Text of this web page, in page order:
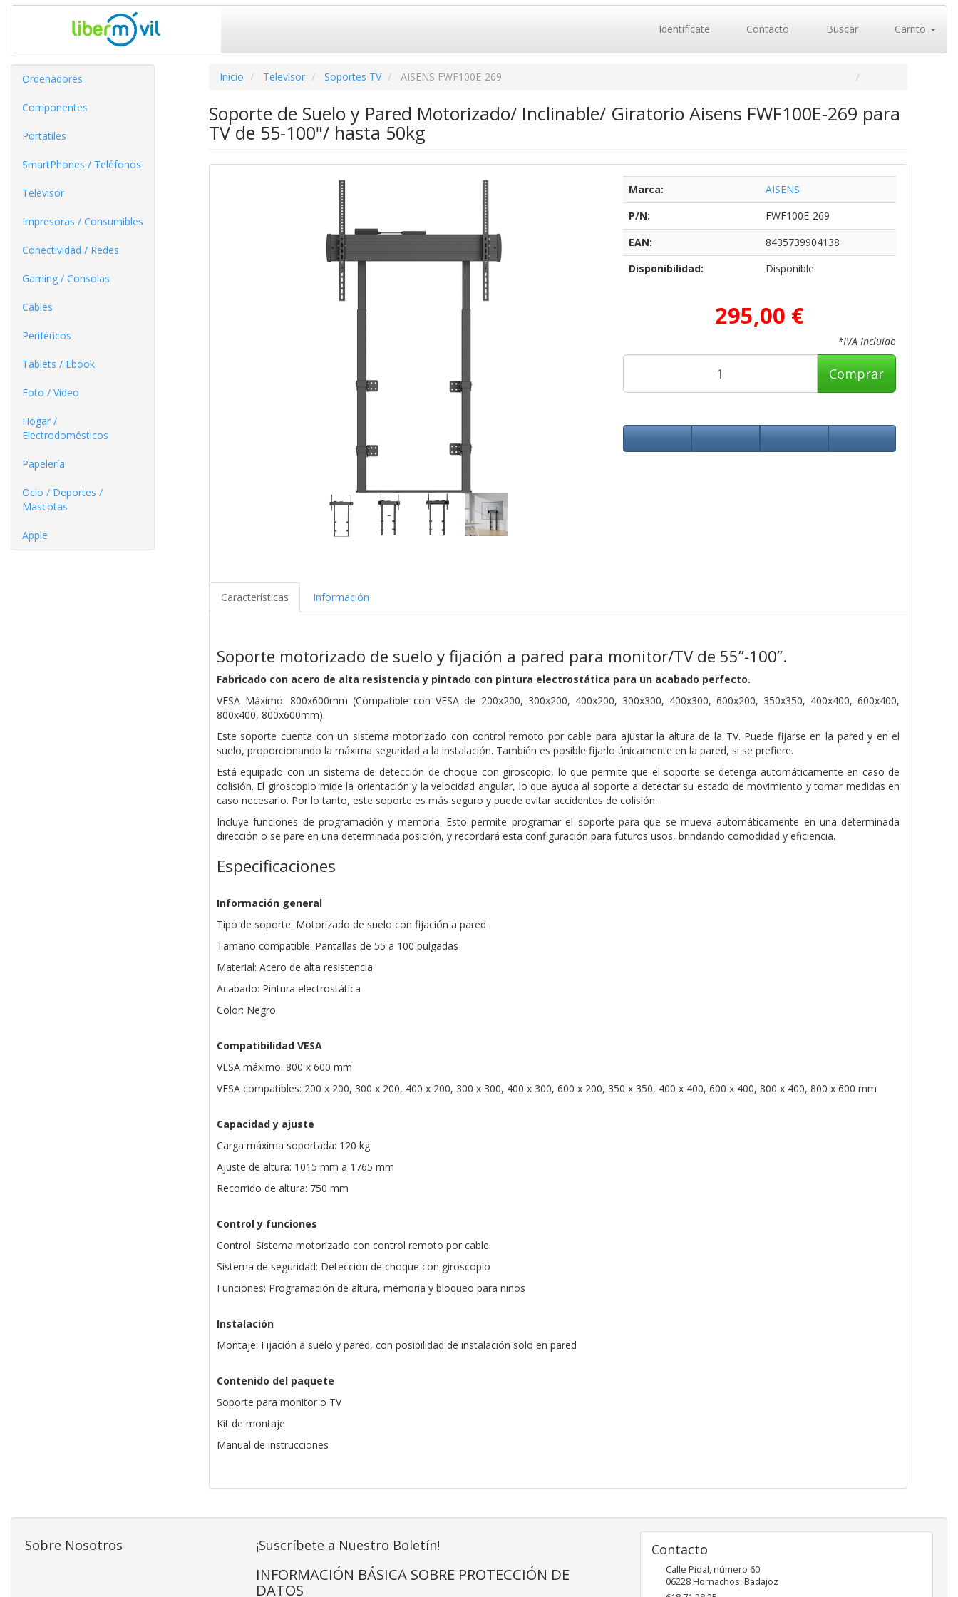
Identifícate Contacto Buscar Carrito
Ordenadores
Componentes
Portátiles
SmartPhones / Teléfonos
Televisor
Impresoras / Consumibles
Conectividad / Redes
Gaming / Consolas
Cables
Periféricos
Tablets / Ebook
Foto / Video
Hogar /
Electrodomésticos
Papelería
Ocio / Deportes /
Mascotas
Apple
Inicio Televisor Soportes TV AISENS FWF100E-269
Soporte de Suelo y Pared Motorizado/ Inclinable/ Giratorio Aisens FWF100E-269 para
TV de 55-100"/ hasta 50kg
Marca:
AISENS
P/N:
FWF100E-269
EAN:
8435739904138
Disponibilidad:
Disponible
295,00 €
*IVA Incluido
Comprar
Características Información
Soporte motorizado de suelo y fijación a pared para monitor/TV de 55”-100”.
Fabricado con acero de alta resistencia y pintado con pintura electrostática para un acabado perfecto.
VESA Máximo: 800x600mm (Compatible con VESA de 200x200, 300x200, 400x200, 300x300, 400x300, 600x200, 350x350, 400x400, 600x400,
800x400, 800x600mm).
Este soporte cuenta con un sistema motorizado con control remoto por cable para ajustar la altura de la TV. Puede fijarse en la pared y en el
suelo, proporcionando la máxima seguridad a la instalación. También es posible fijarlo únicamente en la pared, si se prefiere.
Está equipado con un sistema de detección de choque con giroscopio, lo que permite que el soporte se detenga automáticamente en caso de
colisión. El giroscopio mide la orientación y la velocidad angular, lo que ayuda al soporte a detectar su estado de movimiento y tomar medidas en
caso necesario. Por lo tanto, este soporte es más seguro y puede evitar accidentes de colisión.
Incluye funciones de programación y memoria. Esto permite programar el soporte para que se mueva automáticamente en una determinada
dirección o se pare en una determinada posición, y recordará esta configuración para futuros usos, brindando comodidad y eficiencia.
Especificaciones
Información general
Tipo de soporte: Motorizado de suelo con fijación a pared
Tamaño compatible: Pantallas de 55 a 100 pulgadas
Material: Acero de alta resistencia
Acabado: Pintura electrostática
Color: Negro
Compatibilidad VESA
VESA máximo: 800 x 600 mm
VESA compatibles: 200 x 200, 300 x 200, 400 x 200, 300 x 300, 400 x 300, 600 x 200, 350 x 350, 400 x 400, 600 x 400, 800 x 400, 800 x 600 mm
Capacidad y ajuste
Carga máxima soportada: 120 kg
Ajuste de altura: 1015 mm a 1765 mm
Recorrido de altura: 750 mm
Control y funciones
Control: Sistema motorizado con control remoto por cable
Sistema de seguridad: Detección de choque con giroscopio
Funciones: Programación de altura, memoria y bloqueo para niños
Instalación
Montaje: Fijación a suelo y pared, con posibilidad de instalación solo en pared
Contenido del paquete
Soporte para monitor o TV
Kit de montaje
Manual de instrucciones
Sobre Nosotros ¡Suscríbete a Nuestro Boletín!
INFORMACIÓN BÁSICA SOBRE PROTECCIÓN DE
DATOS
Contacto
Calle Pidal, número 60
06228Hornachos,Badajoz